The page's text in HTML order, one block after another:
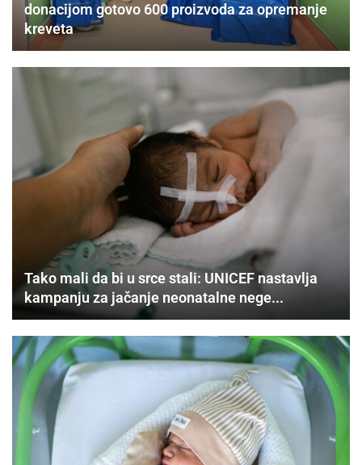
donacijom gotovo 600 proizvoda za opremanje
kreveta
Tako mali da bi u srce stali: UNICEF nastavlja
kampanju za jačanje neonatalne nege...